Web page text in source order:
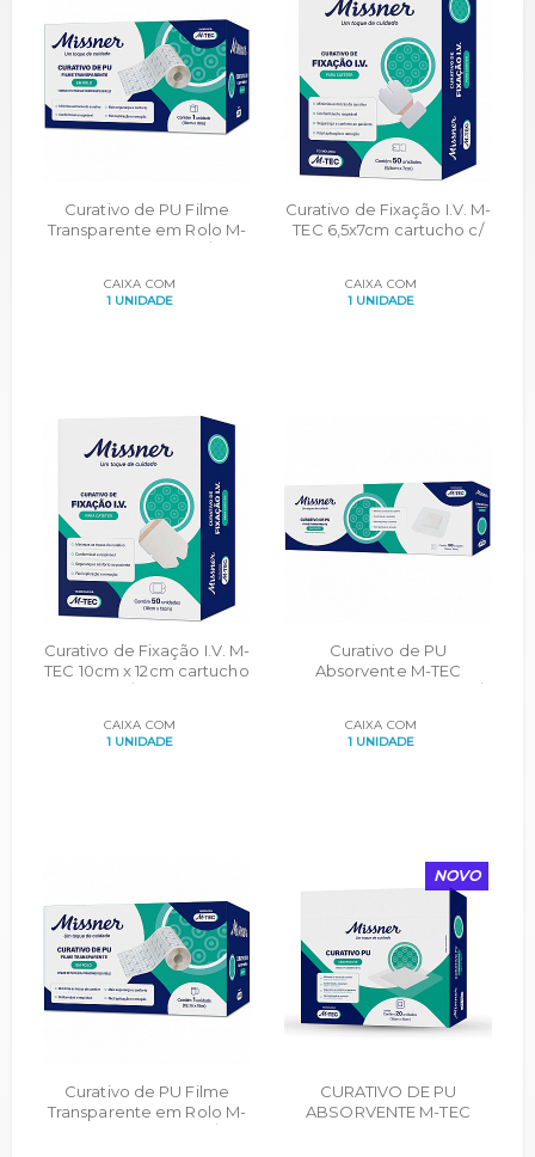
Curativo de PU Filme
Transparente em Rolo M-
CAIXA COM
1 UNIDADE
Curativo de Fixação I.V. M-
TEC 6,5x7cm cartucho c/
CAIXA COM
1 UNIDADE
Curativo de Fixação I.V. M-
TEC 10cm x 12cm cartucho
CAIXA COM
1 UNIDADE
Curativo de PU
Absorvente M-TEC
CAIXA COM
1 UNIDADE
Curativo de PU Filme
Transparente em Rolo M-
NOVO
CURATIVO DE PU
ABSORVENTE M-TEC